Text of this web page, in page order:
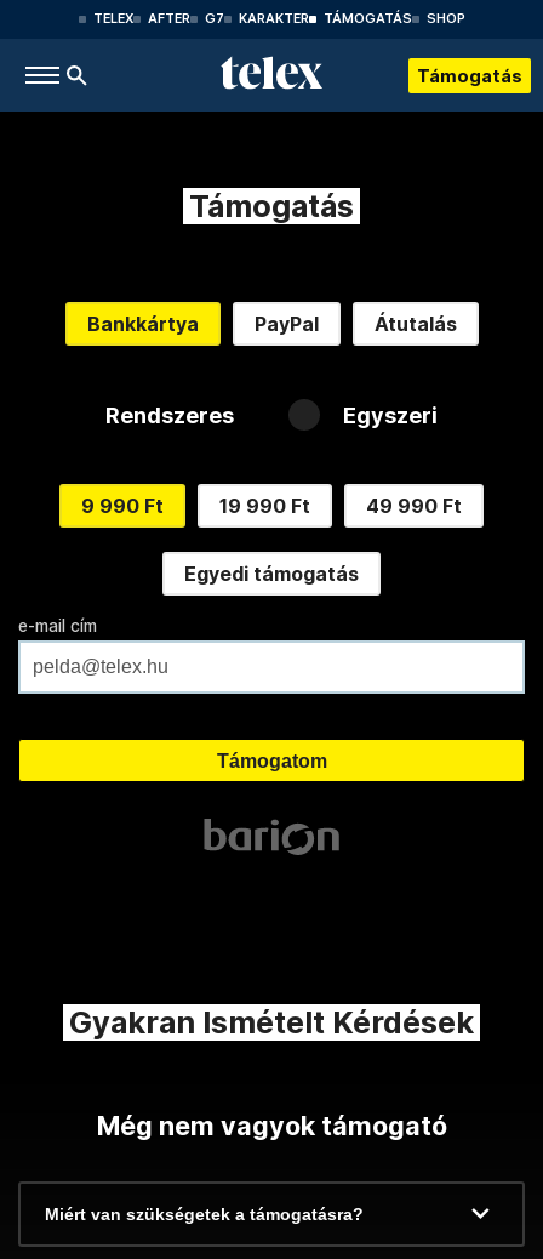
TELEX AFTER G7 KARAKTER TÁMOGATÁS SHOP
Támogatás
Támogatás
Bankkártya PayPal Átutalás
Rendszeres Egyszeri
9 990 Ft 19 990 Ft 49 990 Ft
Egyedi támogatás
e-mail cím
Gyakran Ismételt Kérdések
Még nem vagyok támogató
Miért van szükségetek a támogatásra?